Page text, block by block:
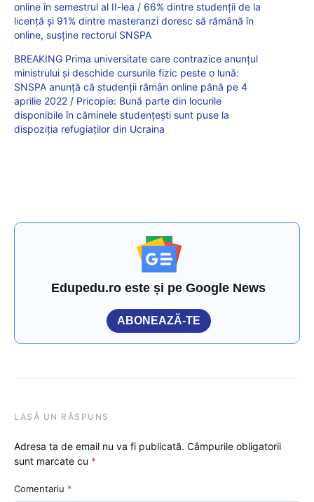
online în semestrul al II-lea / 66% dintre studenții de la
licență și 91% dintre masteranzi doresc să rămână în
online, susține rectorul SNSPA
BREAKING Prima universitate care contrazice anunțul
ministrului și deschide cursurile fizic peste o lună:
SNSPA anunță că studenții rămân online până pe 4
aprilie 2022 / Pricopie: Bună parte din locurile
disponibile în căminele studențești sunt puse la
dispoziția refugiaților din Ucraina
Edupedu.ro este și pe Google News
ABONEAZĂ-TE
LASĂ UN RĂSPUNS
Adresa ta de email nu va fi publicată. Câmpurile obligatorii
sunt marcate cu *
Comentariu *